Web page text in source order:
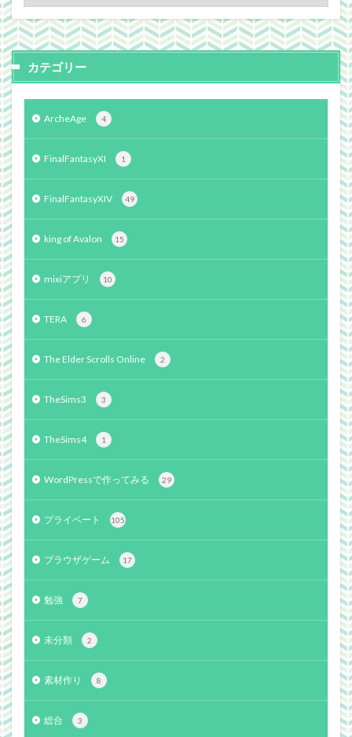
カテゴリー
ArcheAge 4
FinalFantasyXI 1
FinalFantasyXIV 49
king of Avalon 15
mixiアプリ 10
TERA 6
The Elder Scrolls Online 2
TheSims3 3
TheSims4 1
WordPressで作ってみる 29
プライベート 105
ブラウザゲーム 17
勉強 7
未分類 2
素材作り 8
総合 3